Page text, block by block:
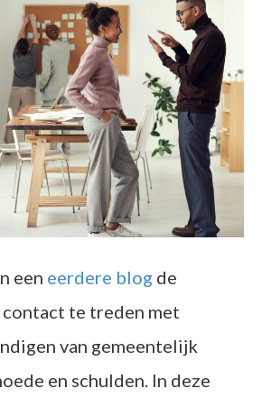
een eerdere blog de
contact te treden met
van gemeentelijk
en schulden. In deze